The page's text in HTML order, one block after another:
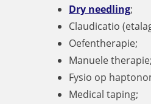
Dry needling;
Claudicatio
Oefentherapie;
Manuele therapie;
Fysio op
Medical taping;